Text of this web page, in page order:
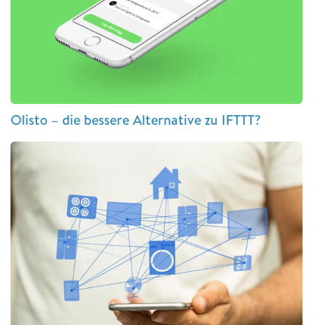
Olisto – die bessere Alternative zu IFTTT?